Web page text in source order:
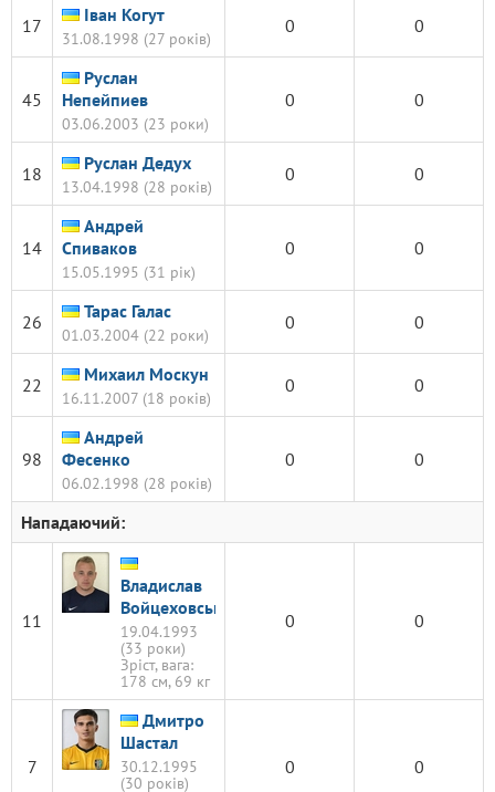
17 Іван Когут
31.08.1998 (27 років)
0 0
45
Руслан
Непейпиев
03.06.2003 (23 роки)
0 0
18 Руслан Дедух
13.04.1998 (28 років)
0 0
14
Андрей
Спиваков
15.05.1995 (31 рік)
0 0
26 Тарас Галас
01.03.2004 (22 роки)
0 0
22 Михаил Москун
16.11.2007 (18 років)
0 0
98
Андрей
Фесенко
06.02.1998 (28 років)
0 0
Нападаючий:
11
Владислав
Войцеховський
19.04.1993
(33 роки)
Зріст, вага:
178 см, 69 кг
0 0
7
Дмитро
Шастал
30.12.1995
(30 років)
0 0